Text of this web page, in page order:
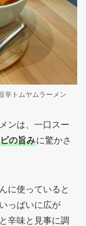
辛トムヤムラーメン
ンは、一口スー
の旨みに驚かさ
に使っていると
っぱいに広が
辛味と見事に調